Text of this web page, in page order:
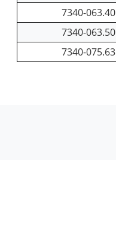
7340-063.40
7340-063.50
7340-075.63